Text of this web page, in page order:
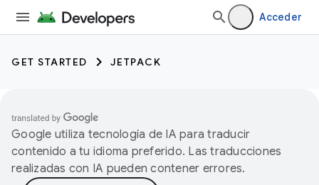
Acceder
GET STARTED JETPACK
Google utiliza tecnología de IA para traducir
contenido a tu idioma preferido. Las traducciones
realizadas con IA pueden contener errores.